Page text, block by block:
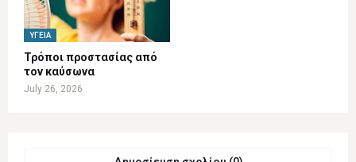
ΥΓΕΊΑ
Τρόποι προστασίας από
τον καύσωνα
July 26, 2026